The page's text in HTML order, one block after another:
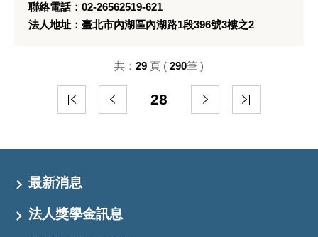
聯絡電話：02-26562519-621
法人地址：臺北市內湖區內湖路1段396號3樓之2
28
共： 29 頁 ( 290筆 )
最新消息
法人獎學金訊息